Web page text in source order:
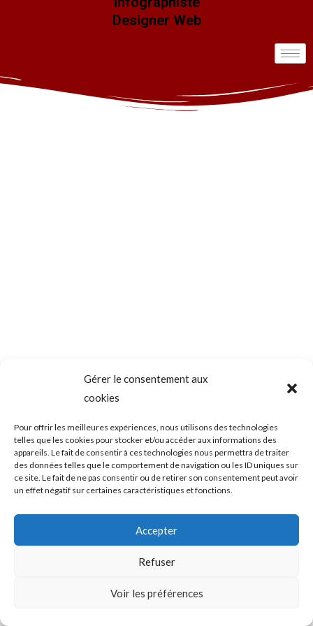
Gérer le consentement aux
cookies
Pour offrir les meilleures expériences, nous utilisons des technologies
telles que les cookies pour stocker et/ou accéder aux informations des
appareils. Le fait de consentir à ces technologies nous permettra de traiter
des données telles que le comportement de navigation ou les ID uniques sur
ce site. Le fait de ne pas consentir ou de retirer son consentement peut avoir
un effet négatif sur certaines caractéristiques et fonctions.
Accepter
Refuser
Voir les préférences
Designer Web